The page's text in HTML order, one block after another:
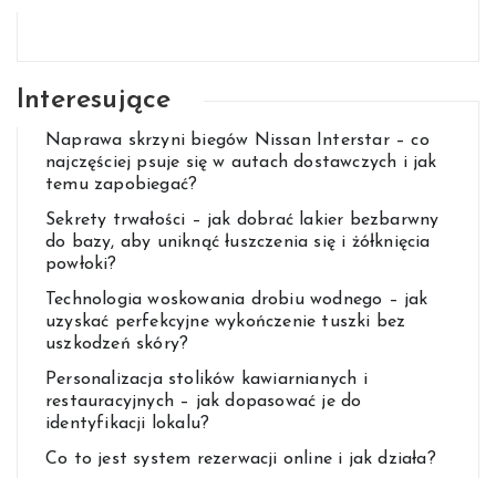
Interesujące
Naprawa skrzyni biegów Nissan Interstar – co
najczęściej psuje się w autach dostawczych i jak
temu zapobiegać?
Sekrety trwałości – jak dobrać lakier bezbarwny
do bazy, aby uniknąć łuszczenia się i żółknięcia
powłoki?
Technologia woskowania drobiu wodnego – jak
uzyskać perfekcyjne wykończenie tuszki bez
uszkodzeń skóry?
Personalizacja stolików kawiarnianych i
restauracyjnych – jak dopasować je do
identyfikacji lokalu?
Co to jest system rezerwacji online i jak działa?